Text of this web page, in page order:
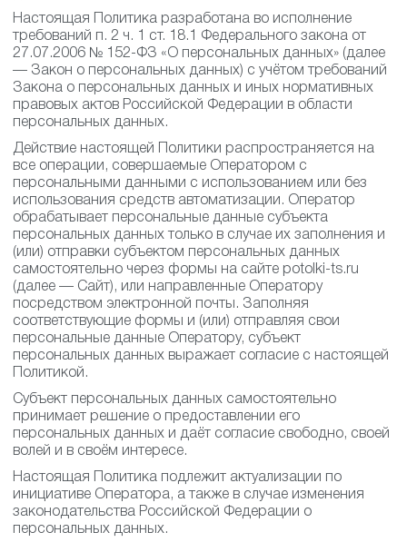
Настоящая Политика разработана во исполнение
требований п. 2 ч. 1 ст. 18.1 Федерального закона от
27.07.2006 № 152-ФЗ «О персональных данных» (далее
— Закон о персональных данных) с учётом требований
Закона о персональных данных и иных нормативных
правовых актов Российской Федерации в области
персональных данных.
Действие настоящей Политики распространяется на
все операции, совершаемые Оператором с
персональными данными с использованием или без
использования средств автоматизации. Оператор
обрабатывает персональные данные субъекта
персональных данных только в случае их заполнения и
(или) отправки субъектом персональных данных
самостоятельно через формы на сайте potolki-ts.ru
(далее — Сайт), или направленные Оператору
посредством электронной почты. Заполняя
соответствующие формы и (или) отправляя свои
персональные данные Оператору, субъект
персональных данных выражает согласие с настоящей
Политикой.
Субъект персональных данных самостоятельно
принимает решение о предоставлении его
персональных данных и даёт согласие свободно, своей
волей и в своём интересе.
Настоящая Политика подлежит актуализации по
инициативе Оператора, а также в случае изменения
законодательства Российской Федерации о
персональных данных.